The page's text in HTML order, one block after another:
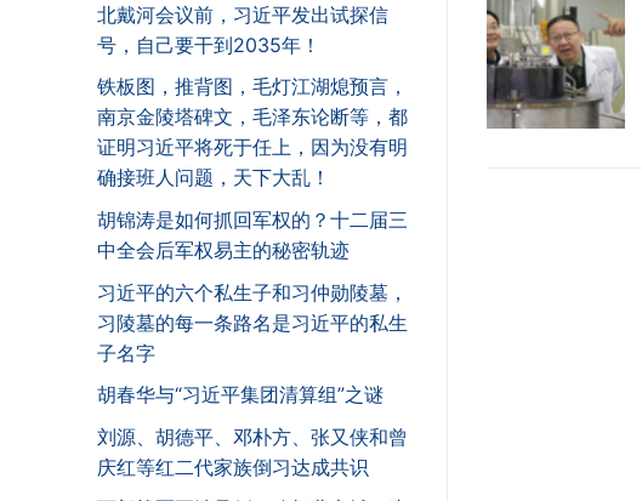
北戴河会议前，习近平发出试探信
号，自己要干到2035年！
铁板图，推背图，毛灯江湖熄预言，
南京金陵塔碑文，毛泽东论断等，都
证明习近平将死于任上，因为没有明
确接班人问题，天下大乱！
胡锦涛是如何抓回军权的？十二届三
中全会后军权易主的秘密轨迹
习近平的六个私生子和习仲勋陵墓，
习陵墓的每一条路名是习近平的私生
子名字
胡春华与“习近平集团清算组”之谜
刘源、胡德平、邓朴方、张又侠和曾
庆红等红二代家族倒习达成共识